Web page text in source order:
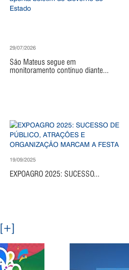
29/07/2026
São Mateus segue em
monitoramento contínuo diante...
19/09/2025
EXPOAGRO 2025: SUCESSO...
[+]